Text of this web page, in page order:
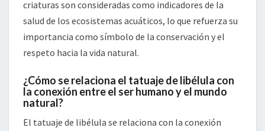
criaturas son consideradas como indicadores de la
salud de los ecosistemas acuáticos, lo que refuerza su
importancia como símbolo de la conservación y el
respeto hacia la vida natural.
¿Cómo se relaciona el tatuaje de libélula con
la conexión entre el ser humano y el mundo
natural?
El tatuaje de libélula se relaciona con la conexión